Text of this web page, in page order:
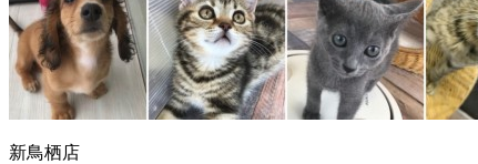
新鳥栖店